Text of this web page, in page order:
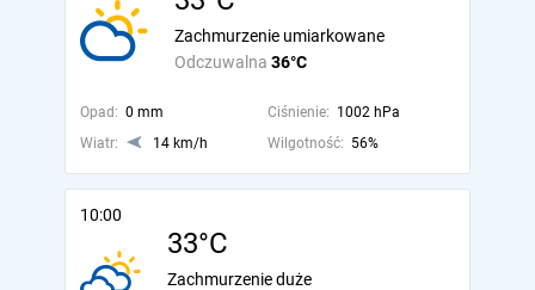
Odczuwalna 36°C
Zachmurzenie umiarkowane
Opad: 0 mm Ciśnienie: 1002 hPa
Wiatr:
14 km/h Wilgotność: 56%
10:00
33°C
Zachmurzenie duże